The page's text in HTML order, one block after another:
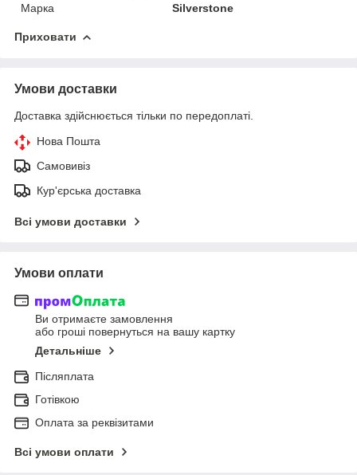
Марка
Silverstone
Приховати
Умови доставки
Доставка здійснюється тільки по передоплаті.
Нова Пошта
Самовивіз
Кур'єрська доставка
Всі умови доставки
Умови оплати
Ви отримаєте замовлення
або гроші повернуться на вашу картку
Детальніше
Післяплата
Готівкою
Оплата за реквізитами
Всі умови оплати